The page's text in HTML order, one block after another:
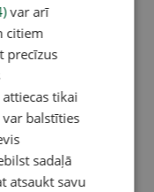
var arī
citiem
precīzus
tikai
balstīties
sadaļā
atsaukt savu